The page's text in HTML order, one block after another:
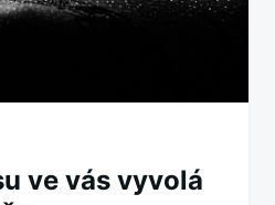
ve vás vyvolá